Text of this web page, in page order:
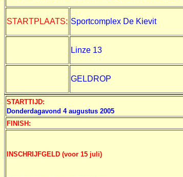
STARTPLAATS: Sportcomplex De Kievit
Linze 13
GELDROP
STARTTIJD:
Donderdagavond 4 augustus 2005
FINISH:
INSCHRIJFGELD (voor 15 juli)